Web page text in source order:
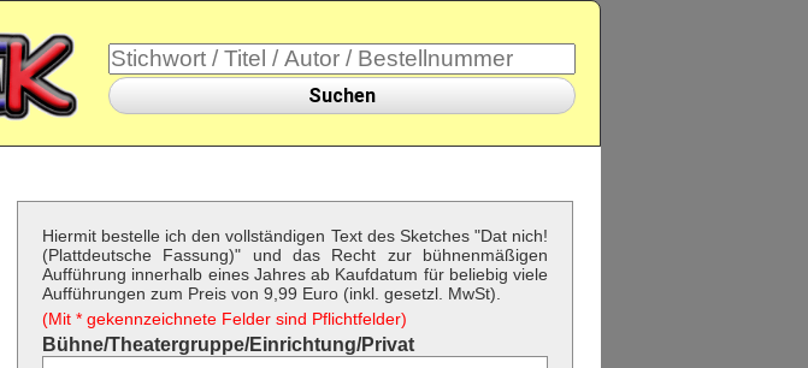
Suchen
Hiermit bestelle ich den vollständigen Text des Sketches "Dat nich!
(Plattdeutsche Fassung)" und das Recht zur bühnenmäßigen
Aufführung innerhalb eines Jahres ab Kaufdatum für beliebig viele
Aufführungen zum Preis von 9,99 Euro (inkl. gesetzl. MwSt).
(Mit * gekennzeichnete Felder sind Pflichtfelder)
Bühne/Theatergruppe/Einrichtung/Privat